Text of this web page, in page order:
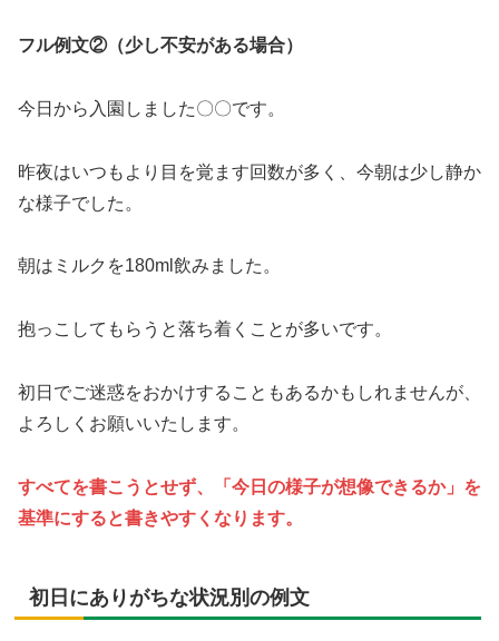
フル例文②（少し不安がある場合）
今日から入園しました〇〇です。
昨夜はいつもより目を覚ます回数が多く、今朝は少し静か
な様子でした。
朝はミルクを180ml飲みました。
抱っこしてもらうと落ち着くことが多いです。
初日でご迷惑をおかけすることもあるかもしれませんが、
よろしくお願いいたします。
すべてを書こうとせず、「今日の様子が想像できるか」を
基準にすると書きやすくなります。
初日にありがちな状況別の例文